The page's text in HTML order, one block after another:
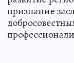
признание